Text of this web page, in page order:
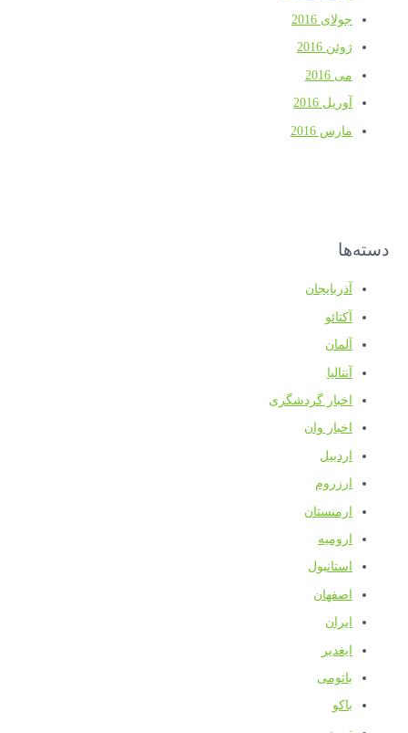
جولای 2016
ژوئن 2016
می 2016
آوریل 2016
مارس 2016
دسته‌ها
آذربایجان
آکتائو
آلمان
آنتالیا
اخبار گردشگری
اخبار وان
اردبیل
ارزروم
ارمنستان
ارومیه
استانبول
اصفهان
ایران
ایغدیر
باتومی
باکو